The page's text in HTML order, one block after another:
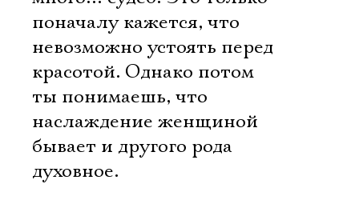
поначалу кажется, что
невозможно устоять перед
красотой. Однако потом
ты понимаешь, что
наслаждение женщиной
бывает и другого рода 
духовное.